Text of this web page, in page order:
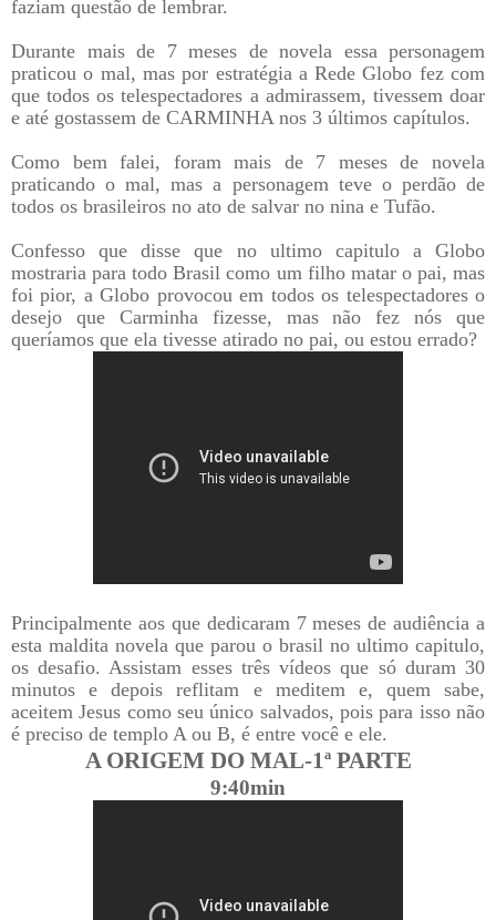
faziam questão de lembrar.
Durante mais de 7 meses de novela essa personagem
praticou o mal, mas por estratégia a Rede Globo fez com
que todos os telespectadores a admirassem, tivessem doar
e até gostassem de CARMINHA nos 3 últimos capítulos.
Como bem falei, foram mais de 7 meses de novela
praticando o mal, mas a personagem teve o perdão de
todos os brasileiros no ato de salvar no nina e Tufão.
Confesso que disse que no ultimo capitulo a Globo
mostraria para todo Brasil como um filho matar o pai, mas
foi pior, a Globo provocou em todos os telespectadores o
desejo que Carminha fizesse, mas não fez nós que
queríamos que ela tivesse atirado no pai, ou estou errado?
Principalmente aos que dedicaram 7 meses de audiência a
esta maldita novela que parou o brasil no ultimo capitulo,
os desafio. Assistam esses três vídeos que só duram 30
minutos e depois reflitam e meditem e, quem sabe,
aceitem Jesus como seu único salvados, pois para isso não
é preciso de templo A ou B, é entre você e ele.
A ORIGEM DO MAL-1ª PARTE
9:40min